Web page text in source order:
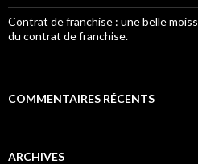
Contrat de franchise : une belle
du contrat de franchise.
COMMENTAIRES RÉCENTS
ARCHIVES